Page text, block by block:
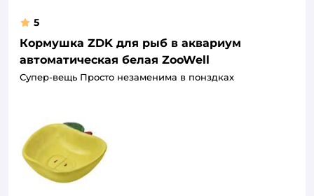
5
Кормушка ZDK для рыб в аквариум
автоматическая белая ZooWell
Супер-вещь Просто незаменима в понздках